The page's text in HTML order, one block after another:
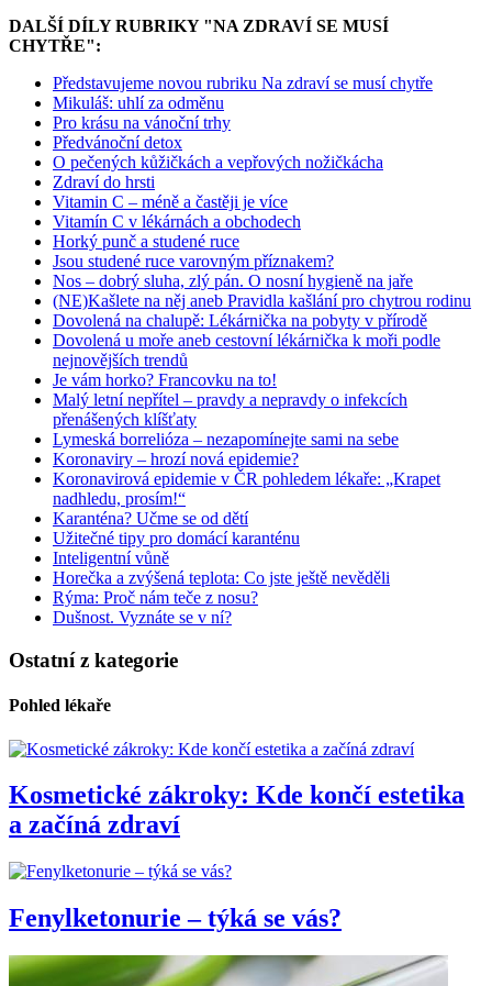
DALŠÍ DÍLY RUBRIKY "NA ZDRAVÍ SE MUSÍ
CHYTŘE":
Představujeme novou rubriku Na zdraví se musí chytře
Mikuláš: uhlí za odměnu
Pro krásu na vánoční trhy
Předvánoční detox
O pečených kůžičkách a vepřových nožičkácha
Zdraví do hrsti
Vitamin C – méně a častěji je více
Vitamín C v lékárnách a obchodech
Horký punč a studené ruce
Jsou studené ruce varovným příznakem?
Nos – dobrý sluha, zlý pán. O nosní hygieně na jaře
(NE)Kašlete na něj aneb Pravidla kašlání pro chytrou rodinu
Dovolená na chalupě: Lékárnička na pobyty v přírodě
Dovolená u moře aneb cestovní lékárnička k moři podle
nejnovějších trendů
Je vám horko? Francovku na to!
Malý letní nepřítel – pravdy a nepravdy o infekcích
přenášených klíšťaty
Lymeská borrelióza – nezapomínejte sami na sebe
Koronaviry – hrozí nová epidemie?
Koronavirová epidemie v ČR pohledem lékaře: „Krapet
nadhledu, prosím!“
Karanténa? Učme se od dětí
Užitečné tipy pro domácí karanténu
Inteligentní vůně
Horečka a zvýšená teplota: Co jste ještě nevěděli
Rýma: Proč nám teče z nosu?
Dušnost. Vyznáte se v ní?
Ostatní z kategorie
Pohled lékaře
Kosmetické zákroky: Kde končí estetika
a začíná zdraví
Fenylketonurie – týká se vás?